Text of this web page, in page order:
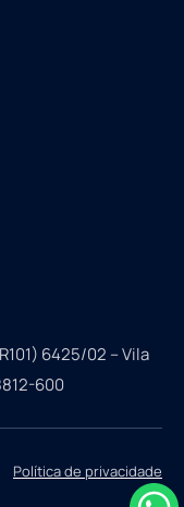
6425/02 – Vila
600
Política de privacidade